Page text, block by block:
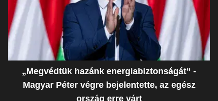
„Megvédtük hazánk energiabiztonságát” -
Magyar Péter végre bejelentette, az egész
ország erre várt